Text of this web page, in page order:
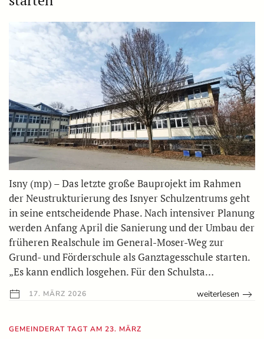
Isny (mp) – Das letzte große Bauprojekt im Rahmen
der Neustrukturierung des Isnyer Schulzentrums geht
in seine entscheidende Phase. Nach intensiver Planung
werden Anfang April die Sanierung und der Umbau der
früheren Realschule im General-Moser-Weg zur
Grund- und Förderschule als Ganztagesschule starten.
„Es kann endlich losgehen. Für den Schulsta…
17. MÄRZ 2026 weiterlesen
GEMEINDERAT TAGT AM 23. MÄRZ